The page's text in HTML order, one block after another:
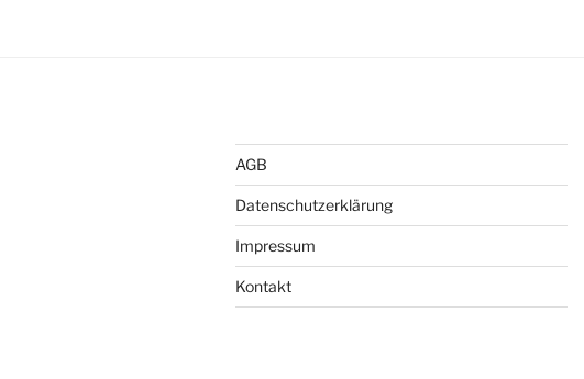
AGB
Datenschutzerklärung
Impressum
Kontakt